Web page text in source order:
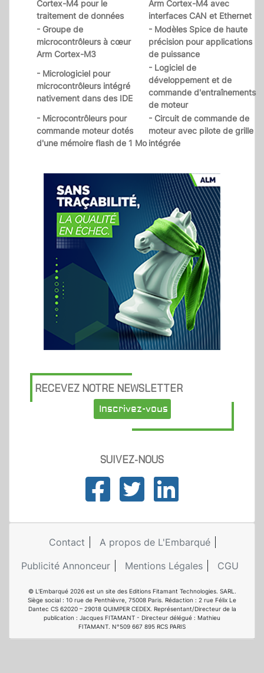
Cortex-M4 pour le
traitement de données
Arm Cortex-M4 avec
interfaces CAN et Ethernet
- Groupe de
microcontrôleurs à cœur
Arm Cortex-M3
- Modèles Spice de haute
précision pour applications
de puissance
- Micrologiciel pour
microcontrôleurs intégré
nativement dans des IDE
- Logiciel de
développement et de
commande d'entraînements
de moteur
- Microcontrôleurs pour
commande moteur dotés
d'une mémoire flash de 1 Mo
- Circuit de commande de
moteur avec pilote de grille
intégrée
RECEVEZ NOTRE NEWSLETTER
Inscrivez-vous
SUIVEZ-NOUS
Contact
A propos de L'Embarqué
Publicité Annonceur
Mentions Légales CGU
© L'Embarqué 2026 est un site des Editions Fitamant Technologies. SARL.
Siège social : 10 rue de Penthièvre, 75008 Paris. Rédaction : 2 rue Félix Le
Dantec CS 62020 – 29018 QUIMPER CEDEX. Représentant/Directeur de la
publication : Jacques FITAMANT - Directeur délégué : Mathieu
FITAMANT. N°509 667 895 RCS PARIS